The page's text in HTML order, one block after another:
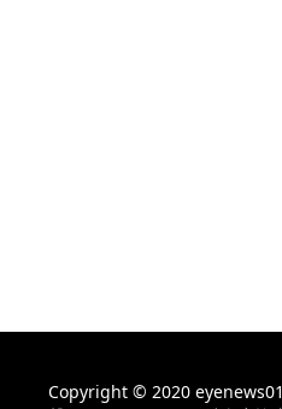
Copyright © 2020 eyenews01